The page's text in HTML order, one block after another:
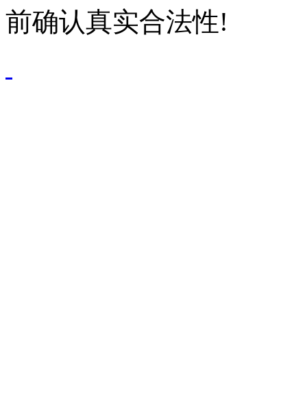
前确认真实合法性!